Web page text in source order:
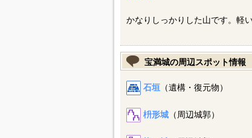
かなりしっかりした山です。軽
宝満城の周辺スポット情報
石垣（遺構・復元物）
枡形城（周辺城郭）